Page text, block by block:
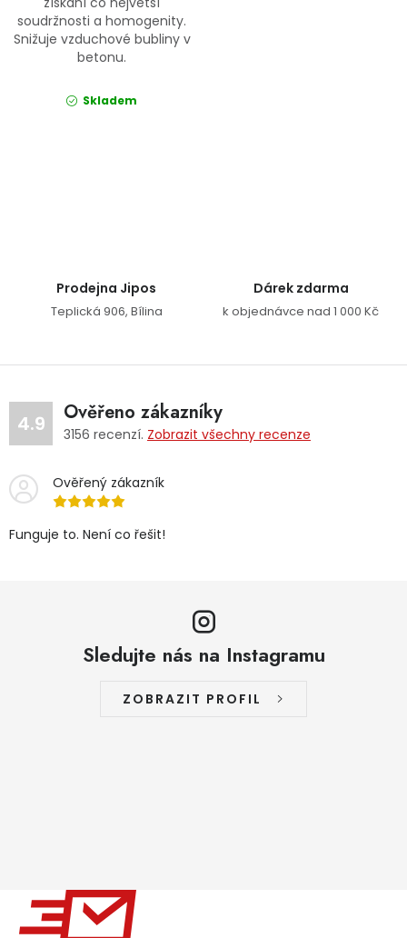
soudržnosti a homogenity.
Snižuje vzduchové bubliny v
betonu.
Skladem
Prodejna Jipos
Teplická 906, Bílina
Dárek zdarma
k objednávce nad 1 000 Kč
4.9 Ověřeno zákazníky
3156 recenzí. Zobrazit všechny recenze
Ověřený zákazník
Funguje to. Není co řešit!
Sledujte nás na Instagramu
ZOBRAZIT PROFIL